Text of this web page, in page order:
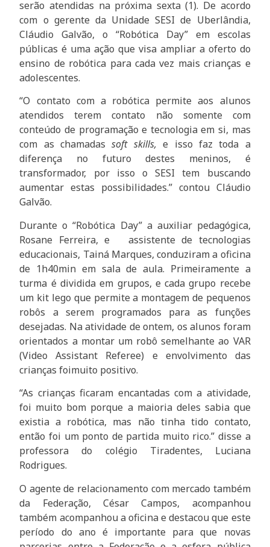
serão atendidas na próxima sexta (1). De acordo
com o gerente da Unidade SESI de Uberlândia,
Cláudio Galvão, o “Robótica Day” em escolas
públicas é uma ação que visa ampliar a oferto do
ensino de robótica para cada vez mais crianças e
adolescentes.
“O contato com a robótica permite aos alunos
atendidos terem contato não somente com
conteúdo de programação e tecnologia em si, mas
com as chamadassoft skills, e isso faz toda a
diferença no futuro destes meninos, é
transformador, por isso o SESI tem buscando
aumentar estas possibilidades.” contou Cláudio
Galvão.
Durante o “Robótica Day” a auxiliar pedagógica,
Rosane Ferreira, e assistente de tecnologias
educacionais, Tainá Marques, conduziram a oficina
de 1h40min em sala de aula. Primeiramente a
turma é dividida em grupos, e cada grupo recebe
um kit lego que permite a montagem de pequenos
robôs a serem programados para as funções
desejadas. Na atividade de ontem, os alunos foram
orientados a montar um robô semelhante ao VAR
(Video Assistant Referee) e envolvimento das
crianças foimuito positivo.
“As crianças ficaram encantadas com a atividade,
foi muito bom porque a maioria deles sabia que
existia a robótica, mas não tinha tido contato,
então foi um ponto de partida muito rico.” disse a
professora do colégio Tiradentes, Luciana
Rodrigues.
O agente de relacionamento com mercado também
da Federação, César Campos, acompanhou
também acompanhou a oficina e destacou que este
período do ano é importante para que novas